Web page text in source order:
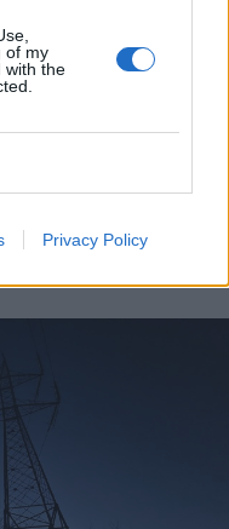
of my
with the
Privacy Policy
900 medve
törvényt